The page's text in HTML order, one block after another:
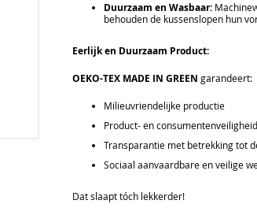
Duurzaam en Wasbaar:
behouden de kussenslopen hun
Eerlijk en Duurzaam Product:
OEKO-TEX MADE IN GREEN garandeert:
Milieuvriendelijke productie
Product- en
Transparantie met betrekking tot
Sociaal aanvaardbare en veilige
Dat slaapt tóch lekkerder!